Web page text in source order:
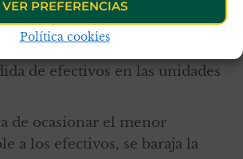
VER PREFERENCIAS
Política cookies
Siendo reconocido de oficio la
FFD y FFB, según
de efectivos en las unidades
ocasionar el menor
a los efectivos, se baraja la